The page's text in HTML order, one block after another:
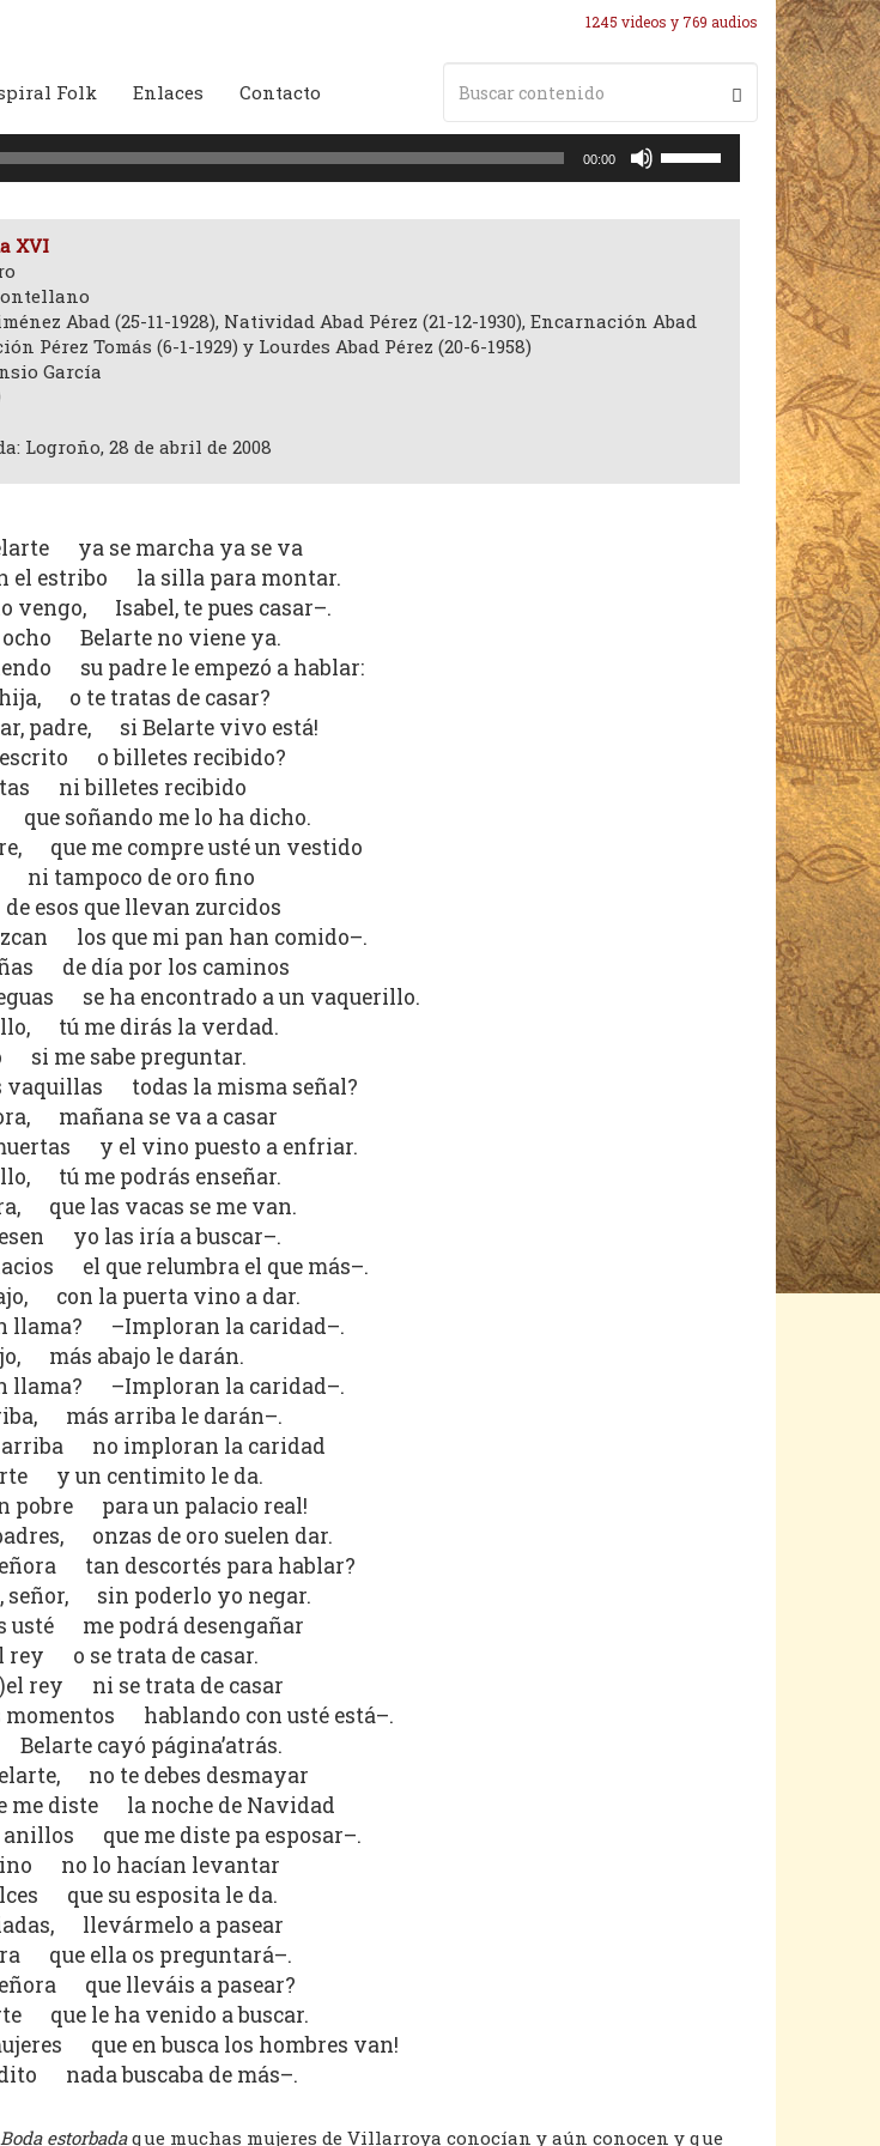
1245 videos y 769 audios
Folk Enlaces Contacto
00:00
de
aumentar
XVI
Abad (25-11-1928), Natividad Abad Pérez (21-12-1930), Encarnación Abad
Pérez Tomás (6-1-1929) y Lourdes Abad Pérez (20-6-1958)
García
Logroño, 28 de abril de 2008
ya se marcha ya se va
el estribo la silla para montar.
vengo, Isabel, te pues casar–.
ocho Belarte no viene ya.
su padre le empezó a hablar:
hija, o te tratas de casar?
padre, si Belarte vivo está!
escrito o billetes recibido?
ni billetes recibido
que soñando me lo ha dicho.
que me compre usté un vestido
ni tampoco de oro fino
esos que llevan zurcidos
los que mi pan han comido–.
de día por los caminos
se ha encontrado a un vaquerillo.
tú me dirás la verdad.
si me sabe preguntar.
vaquillas todas la misma señal?
mañana se va a casar
y el vino puesto a enfriar.
tú me podrás enseñar.
que las vacas se me van.
yo las iría a buscar–.
el que relumbra el que más–.
con la puerta vino a dar.
llama? –Imploran la caridad–.
más abajo le darán.
llama? –Imploran la caridad–.
más arriba le darán–.
arriba no imploran la caridad
y un centimito le da.
pobre para un palacio real!
onzas de oro suelen dar.
tan descortés para hablar?
señor, sin poderlo yo negar.
usté me podrá desengañar
rey o se trata de casar.
rey ni se trata de casar
momentos hablando con usté está–.
cayó página’atrás.
no te debes desmayar
me diste la noche de Navidad
anillos que me diste pa esposar–.
no lo hacían levantar
que su esposita le da.
llevármelo a pasear
que ella os preguntará–.
que lleváis a pasear?
que le ha venido a buscar.
que en busca los hombres van!
nada buscaba de más–.
Boda estorbadaque muchas mujeres de Villarroya conocían y aún conocen y que